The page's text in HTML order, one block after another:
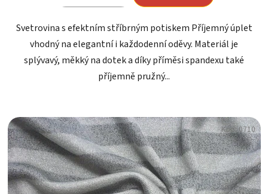
Svetrovina s efektním stříbrným potiskem Příjemný úplet
vhodný na elegantní i každodenní oděvy. Materiál je
splývavý, měkký na dotek a díky příměsi spandexu také
příjemně pružný...
Kód:0710